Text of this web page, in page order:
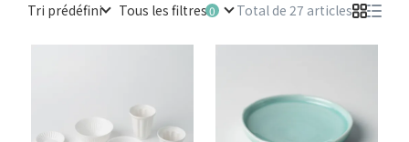
Tri prédéfini Tous les filtres Total de 27 articles